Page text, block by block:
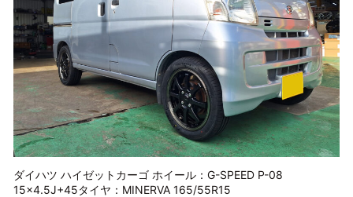
ダイハツ ハイゼットカーゴ ホイール：G-SPEED P-08
15×4.5J+45タイヤ：MINERVA 165/55R15